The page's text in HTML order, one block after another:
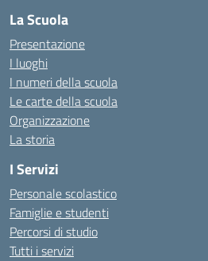
La Scuola
Presentazione
I luoghi
I numeri della scuola
Le carte della scuola
Organizzazione
La storia
I Servizi
Personale scolastico
Famiglie e studenti
Percorsi di studio
Tutti i servizi